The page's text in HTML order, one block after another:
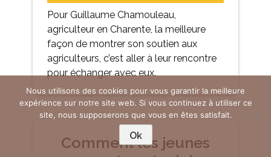
Pour Guillaume Chamouleau,
agriculteur en Charente, la meilleure
façon de montrer son soutien aux
agriculteurs, c’est aller à leur rencontre
pour échanger avec eux.
Comment les jeunes
Nous utilisons des cookies pour vous garantir la meilleure
expérience sur notre site web. Si vous continuez à utiliser ce
site, nous supposerons que vous en êtes satisfait.
Ok